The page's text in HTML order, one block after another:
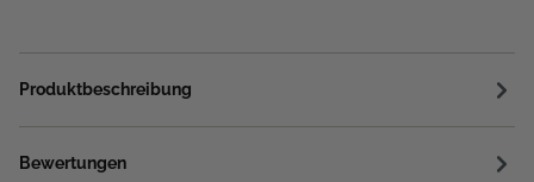
Produktbeschreibung
Bewertungen